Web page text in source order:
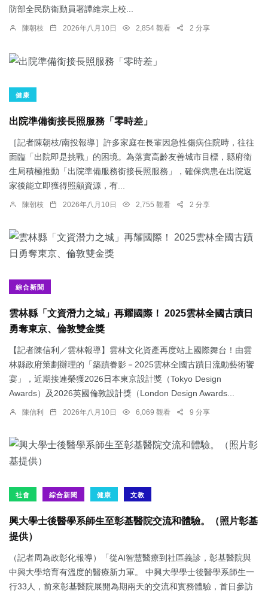
防部全民防衛動員署譚維宗上校...
陳朝枝 2026年八月10日 2,854 觀看 2 分享
健康
出院準備銜接長照服務「零時差」
［記者陳朝枝/南投報導］許多家庭在長輩因急性傷病住院時，往往
面臨「出院即是挑戰」的困境。為落實高齡友善城市目標，縣府衛
生局積極推動「出院準備服務銜接長照服務」，確保病患在出院返
家後能立即獲得照顧資源，有...
陳朝枝 2026年八月10日 2,755 觀看 2 分享
綜合新聞
雲林縣「文資潛力之城」再耀國際！ 2025雲林全國古蹟日
勇奪東京、倫敦雙金獎
【記者陳信利／雲林報導】雲林文化資產再度站上國際舞台！由雲
林縣政府策劃辦理的「築蹟眷影－2025雲林全國古蹟日流動藝術饗
宴」，近期接連榮獲2026日本東京設計獎（Tokyo Design
Awards）及2026英國倫敦設計獎（London Design Awards...
陳信利 2026年八月10日 6,069 觀看 9 分享
社會 綜合新聞 健康 文教
興大學士後醫學系師生至彰基醫院交流和體驗。（照片彰基
提供）
（記者周為政彰化報導）「從AI智慧醫療到社區義診，彰基醫院與
中興大學培育有溫度的醫療新力軍。 中興大學學士後醫學系師生一
行33人，前來彰基醫院展開為期兩天的交流和實務體驗，首日參訪